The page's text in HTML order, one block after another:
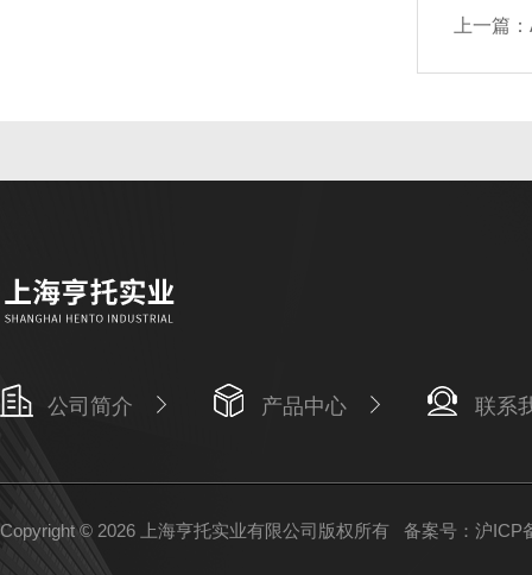
上一篇：
公司简介 产品中心 联系
Copyright © 2026 上海亨托实业有限公司版权所有 备案号：沪ICP